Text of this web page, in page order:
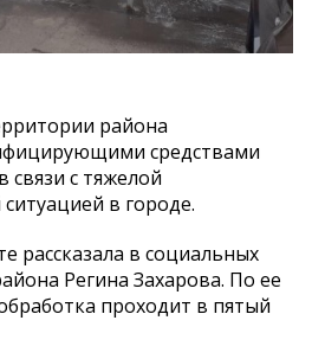
района
средствами
с тяжелой
в городе.
рассказала в социальных
Регина Захарова. По ее
проходит в пятый